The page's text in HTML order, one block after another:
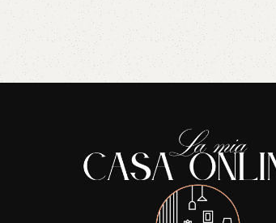
Read More